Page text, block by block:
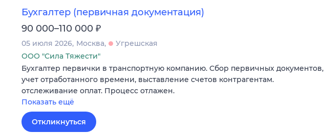
Бухгалтер (первичная документация)
90 000–110 000 ₽
05 июля 2026 Москва
Угрешская
ООО "Сила Тяжести"
Бухгалтер первички в транспортную компанию. Сбор первичных документов,
учет отработанного времени, выставление счетов контрагентам.
отслеживание оплат. Процесс отлажен.
Показать ещё
Откликнуться